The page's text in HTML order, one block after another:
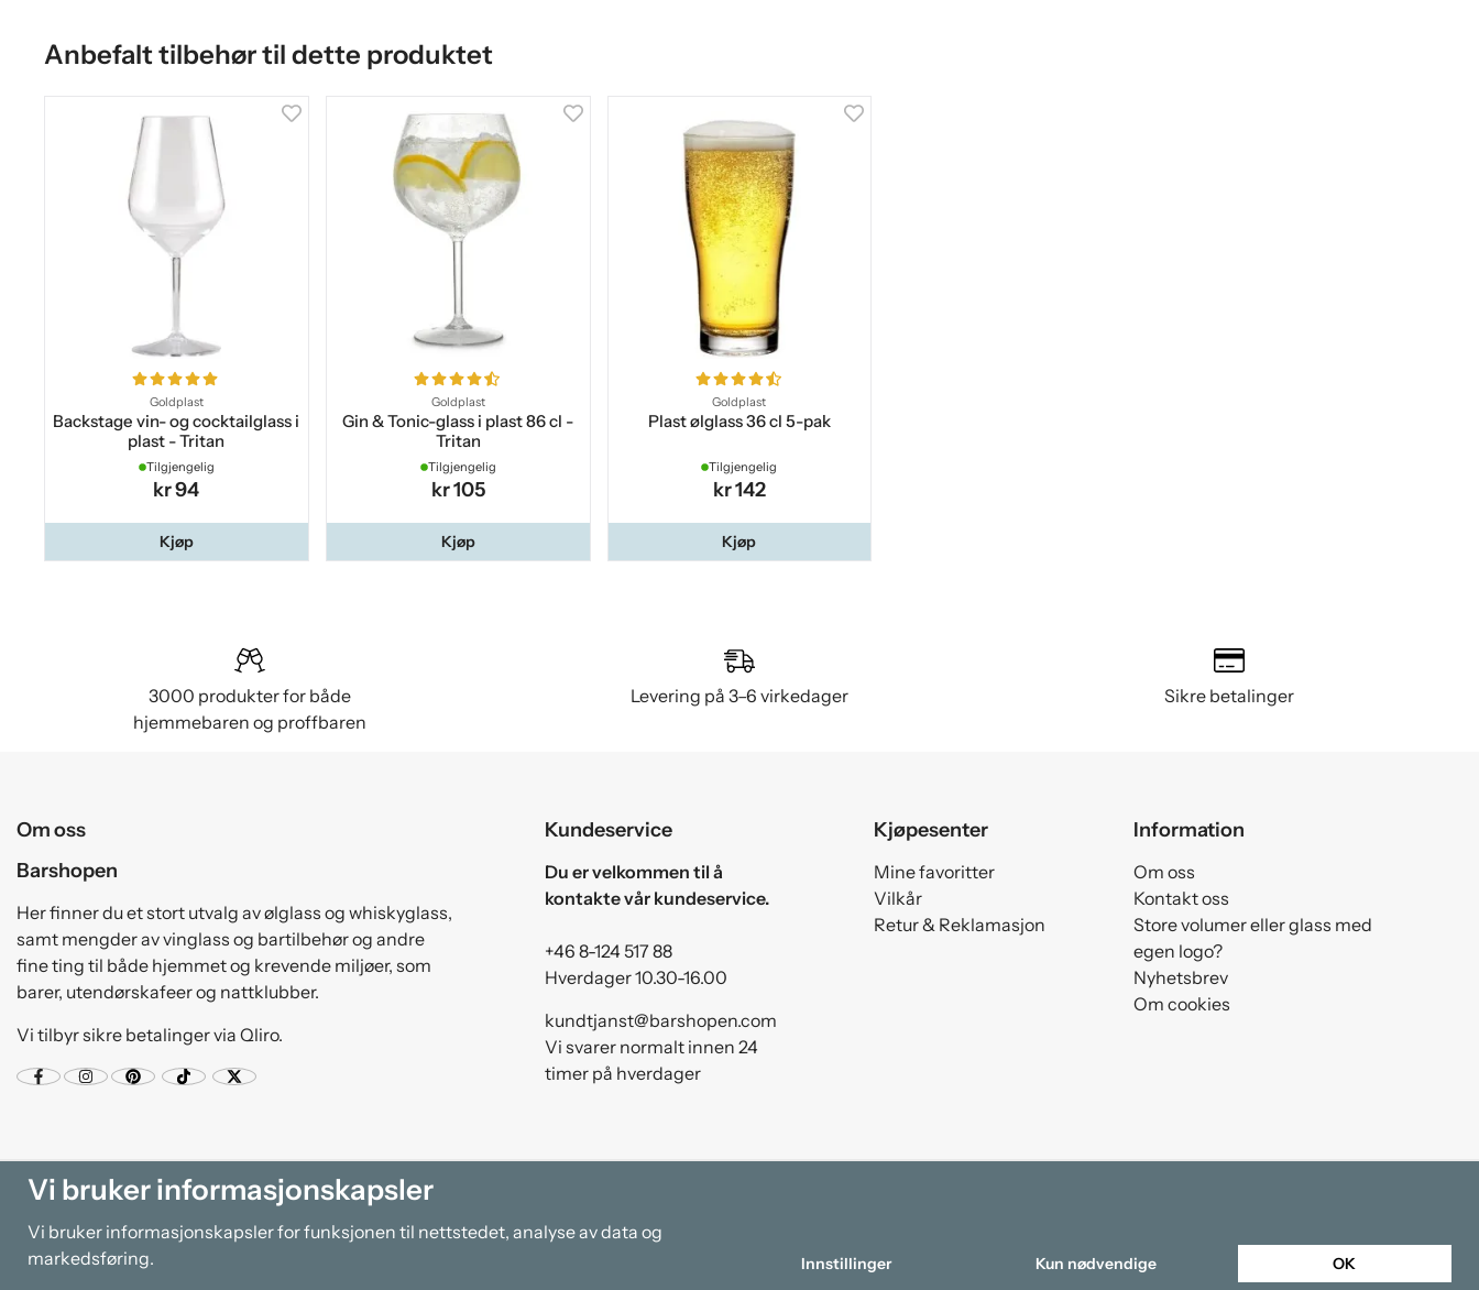
Anbefalt tilbehør til dette produktet
Goldplast
Backstage vin- og cocktailglass i
plast - Tritan
Tilgjengelig
kr 94
Kjøp
Goldplast
Gin & Tonic-glass i plast 86 cl -
Tritan
Tilgjengelig
kr 105
Kjøp
Goldplast
Plast ølglass 36 cl 5-pak
Tilgjengelig
kr 142
Kjøp
3000 produkter for både
hjemmebaren og proffbaren
Levering på 3–6 virkedager Sikre betalinger
Om oss
Barshopen
Her finner du et stort utvalg av ølglass og whiskyglass,
samt mengder av vinglass og bartilbehør og andre
fine ting til både hjemmet og krevende miljøer, som
barer, utendørskafeer og nattklubber.
Vi tilbyr sikre betalinger via Qliro.
Kundeservice
Du er velkommen til å
kontakte vår kundeservice.
+46 8-124 517 88
Hverdager 10.30-16.00
kundtjanst@barshopen.com
Vi svarer normalt innen 24
timer på hverdager
Kjøpesenter
Mine favoritter
Vilkår
Retur & Reklamasjon
Information
Om oss
Kontakt oss
Store volumer eller glass med
egen logo?
Nyhetsbrev
Om cookies
Vi bruker informasjonskapsler
Vi bruker informasjonskapsler for funksjonen til nettstedet, analyse av data og
markedsføring.
Innstillinger Kun nødvendige OK